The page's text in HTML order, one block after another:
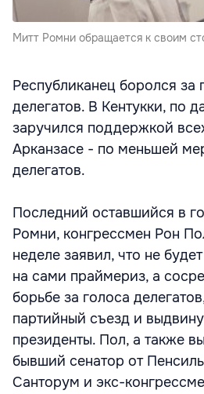
Митт Ромни обращается к своим
Республиканец боролся за
делегатов. В Кентукки, по
заручился поддержкой
Арканзасе - по меньшей
делегатов.
Последний оставшийся в
Ромни, конгрессмен Рон
неделе заявил, что не
на сами праймериз, а
борьбе за голоса
партийный съезд и
президенты. Пол, а также
бывший сенатор от
Санторум и экс-